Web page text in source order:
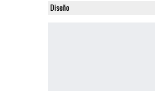
Diseño